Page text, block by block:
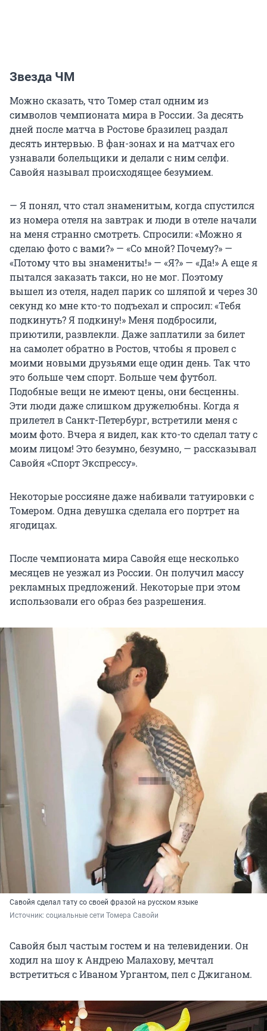
Звезда ЧМ
Можно сказать, что Томер стал одним из
символов чемпионата мира в России. За десять
дней после матча в Ростове бразилец раздал
десять интервью. В фан-зонах и на матчах его
узнавали болельщики и делали с ним селфи.
Савойя называл происходящее безумием.
— Я понял, что стал знаменитым, когда спустился
из номера отеля на завтрак и люди в отеле начали
на меня странно смотреть. Спросили: «Можно я
сделаю фото с вами?» — «Со мной? Почему?» —
«Потому что вы знамениты!» — «Я?» — «Да!» А еще я
пытался заказать такси, но не мог. Поэтому
вышел из отеля, надел парик со шляпой и через 30
секунд ко мне кто-то подъехал и спросил: «Тебя
подкинуть? Я подкину!» Меня подбросили,
приютили, развлекли. Даже заплатили за билет
на самолет обратно в Ростов, чтобы я провел с
моими новыми друзьями еще один день. Так что
это больше чем спорт. Больше чем футбол.
Подобные вещи не имеют цены, они бесценны.
Эти люди даже слишком дружелюбны. Когда я
прилетел в Санкт-Петербург, встретили меня с
моим фото. Вчера я видел, как кто-то сделал тату с
моим лицом! Это безумно, безумно, — рассказывал
Савойя «Спорт Экспрессу».
Некоторые россияне даже набивали татуировки с
Томером. Одна девушка сделала его портрет на
ягодицах.
После чемпионата мира Савойя еще несколько
месяцев не уезжал из России. Он получил массу
рекламных предложений. Некоторые при этом
использовали его образ без разрешения.
Савойя сделал тату со своей фразой на русском языке
Источник: социальные сети Томера Савойи
Савойя был частым гостем и на телевидении. Он
ходил на шоу к Андрею Малахову, мечтал
встретиться с Иваном Ургантом, пел с Джиганом.